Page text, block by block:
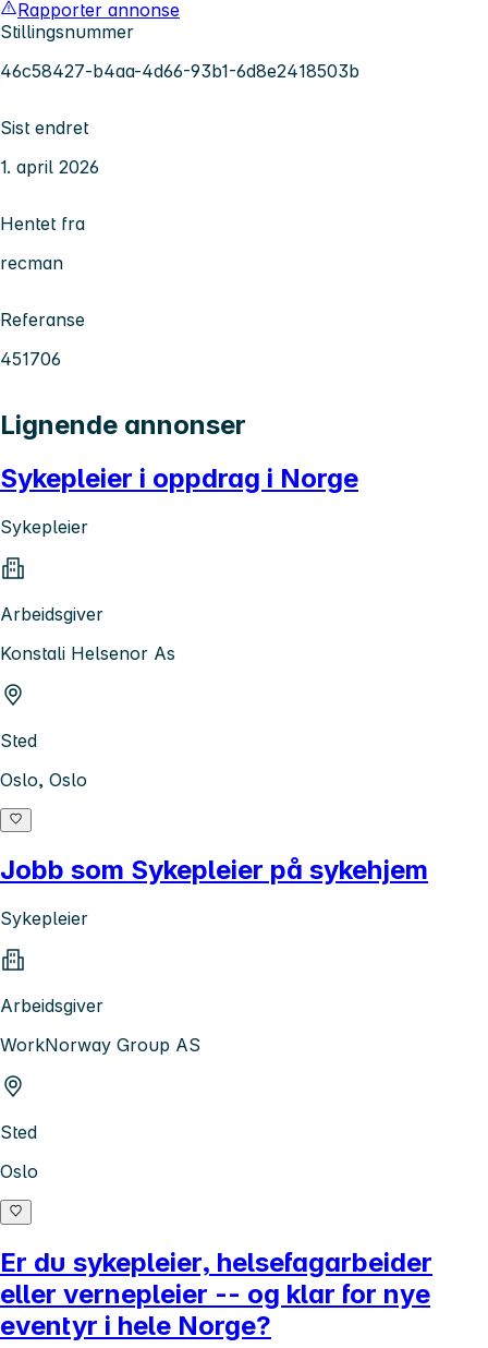
Rapporter annonse
Stillingsnummer
46c58427-b4aa-4d66-93b1-6d8e2418503b
Sist endret
1. april 2026
Hentet fra
recman
Referanse
451706
Lignende annonser
Sykepleier i oppdrag i Norge
Sykepleier
Arbeidsgiver
Konstali Helsenor As
Sted
Oslo, Oslo
Jobb som Sykepleier på sykehjem
Sykepleier
Arbeidsgiver
WorkNorway Group AS
Sted
Oslo
Er du sykepleier, helsefagarbeider
eller vernepleier -- og klar for nye
eventyr i hele Norge?